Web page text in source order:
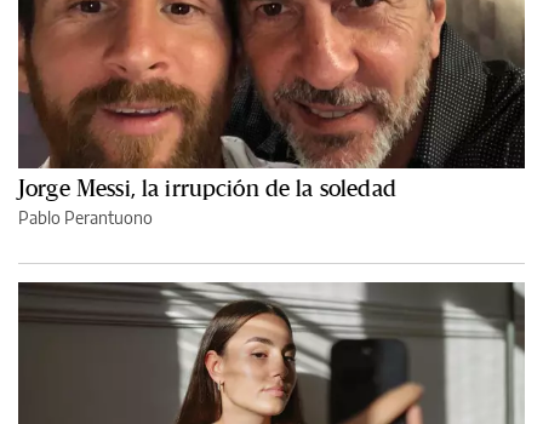
Jorge Messi, la irrupción de la soledad
Pablo Perantuono